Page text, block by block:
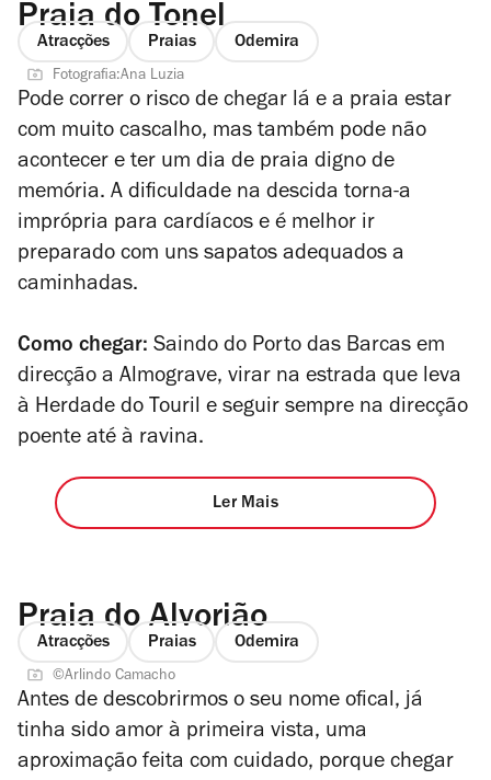
Praia do Tonel
Atracções Praias Odemira
Fotografia:Ana Luzia
Pode correr o risco de chegar lá e a praia estar
com muito cascalho, mas também pode não
acontecer e ter um dia de praia digno de
memória. A dificuldade na descida torna-a
imprópria para cardíacos e é melhor ir
preparado com uns sapatos adequados a
caminhadas.
Como chegar: Saindo do Porto das Barcas em
direcção a Almograve, virar na estrada que leva
à Herdade do Touril e seguir sempre na direcção
poente até à ravina.
Ler Mais
Praia do Alvorião
Atracções Praias Odemira
©Arlindo Camacho
Antes de descobrirmos o seu nome ofical, já
tinha sido amor à primeira vista, uma
aproximação feita com cuidado, porque chegar